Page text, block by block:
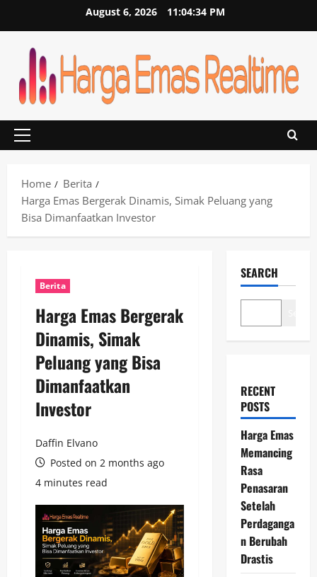
August 6, 2026 11:04:34 PM
Primary
Home
Berita
Harga Emas Bergerak Dinamis, Simak Peluang yang
Bisa Dimanfaatkan Investor
Berita
Harga Emas Bergerak
Dinamis, Simak
Peluang yang Bisa
Dimanfaatkan
Investor
Daffin Elvano
Posted on 2 months ago
4 minutes read
SEARCH
RECENT
POSTS
Harga Emas
Memancing
Rasa
Penasaran
Setelah
Perdaganga
n Berubah
Drastis